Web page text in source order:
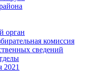
орган
комиссия
сведений
2021